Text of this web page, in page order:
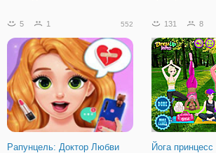
5 1 552
Рапунцель: Доктор Любви
131 8
Йога принцесс